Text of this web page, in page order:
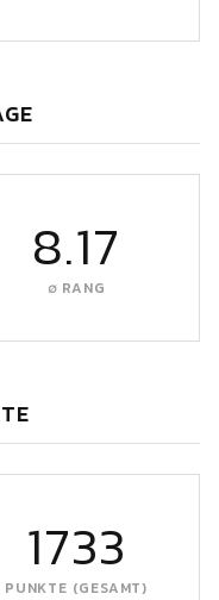
8.17
∅ RANG
1733
PUNKTE (GESAMT)